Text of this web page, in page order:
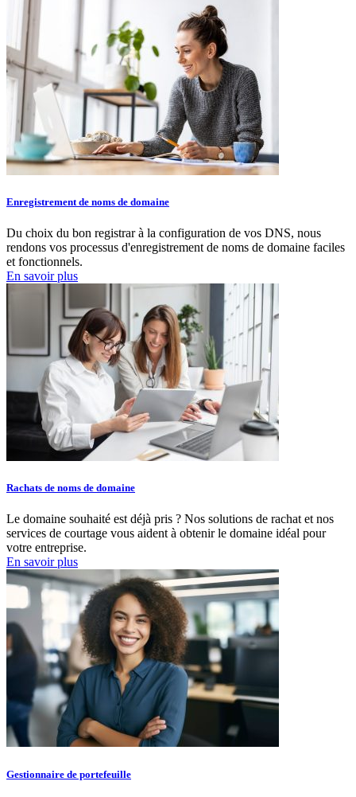
Enregistrement de noms de domaine
Du choix du bon registrar à la configuration de vos DNS, nous
rendons vos processus d'enregistrement de noms de domaine faciles
et fonctionnels.
En savoir plus
Rachats de noms de domaine
Le domaine souhaité est déjà pris ? Nos solutions de rachat et nos
services de courtage vous aident à obtenir le domaine idéal pour
votre entreprise.
En savoir plus
Gestionnaire de portefeuille